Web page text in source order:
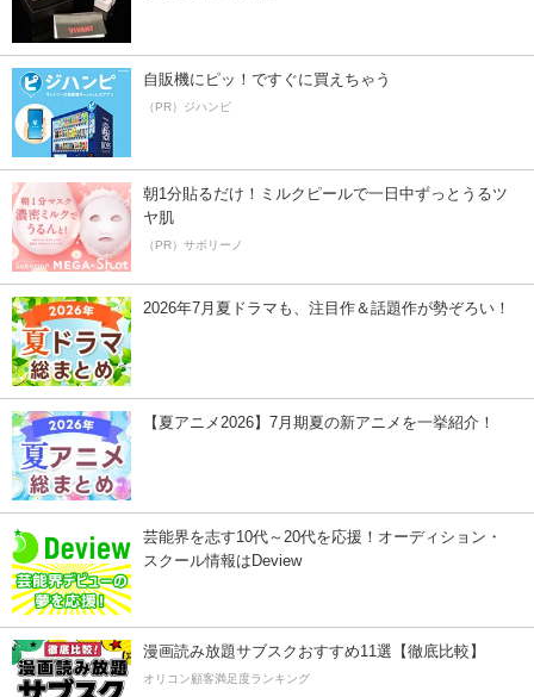
自販機にピッ！ですぐに買えちゃう
（PR）ジハンピ
朝1分貼るだけ！ミルクピールで一日中ずっとうるツ
ヤ肌
（PR）サボリーノ
2026年7月夏ドラマも、注目作＆話題作が勢ぞろい！
【夏アニメ2026】7月期夏の新アニメを一挙紹介！
芸能界を志す10代～20代を応援！オーディション・
スクール情報はDeview
漫画読み放題サブスクおすすめ11選【徹底比較】
オリコン顧客満足度ランキング